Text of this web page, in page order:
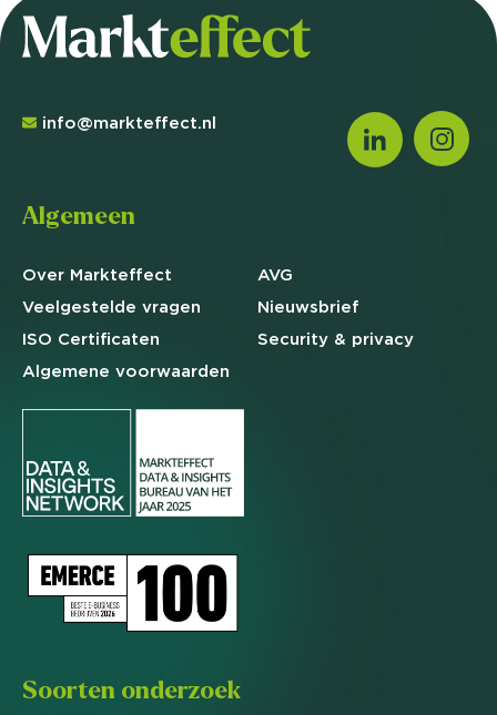
info@markteffect.nl
Algemeen
Over Markteffect
Veelgestelde vragen
ISO Certificaten
Algemene voorwaarden
AVG
Nieuwsbrief
Security & privacy
Soorten onderzoek